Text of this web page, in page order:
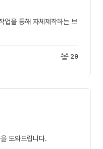
업을 통해 자체제작하는 브
29
도와드립니다.